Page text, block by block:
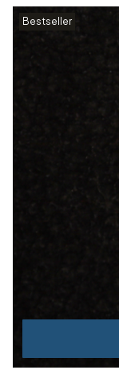
Bestseller